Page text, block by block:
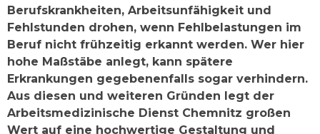
Berufskrankheiten, Arbeitsunfähigkeit und
Fehlstunden drohen, wenn Fehlbelastungen im
Beruf nicht frühzeitig erkannt werden. Wer hier
hohe Maßstäbe anlegt, kann spätere
Erkrankungen gegebenenfalls sogar verhindern.
Aus diesen und weiteren Gründen legt der
Arbeitsmedizinische Dienst Chemnitz großen
Wert auf eine hochwertige Gestaltung und